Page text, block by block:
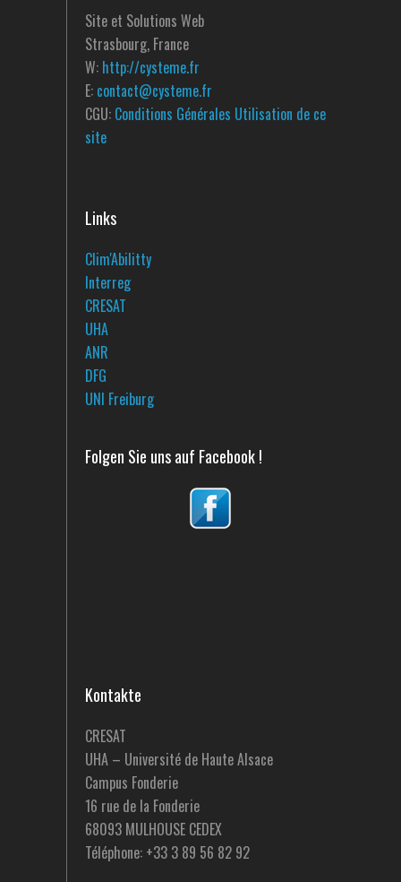
Site et Solutions Web
Strasbourg, France
W: http://cysteme.fr
E: contact@cysteme.fr
CGU: Conditions Générales Utilisation de ce
site
Links
Clim'Abilitty
Interreg
CRESAT
UHA
ANR
DFG
UNI Freiburg
Folgen Sie uns auf Facebook !
Kontakte
CRESAT
UHA – Université de Haute Alsace
Campus Fonderie
16 rue de la Fonderie
68093 MULHOUSE CEDEX
Téléphone: +33 3 89 56 82 92